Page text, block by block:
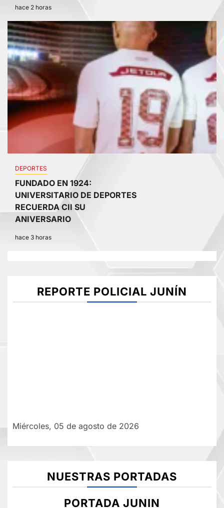
hace 2 horas
4
DEPORTES
FUNDADO EN 1924:
UNIVERSITARIO DE DEPORTES
RECUERDA CII SU
ANIVERSARIO
hace 3 horas
REPORTE POLICIAL JUNÍN
Miércoles, 05 de agosto de 2026
NUESTRAS PORTADAS
PORTADA JUNIN